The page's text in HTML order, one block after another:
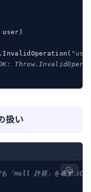
user )
扱い
「null 許容」を表す（C#